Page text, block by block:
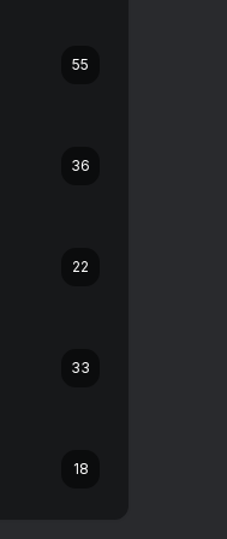
55
36
22
33
18